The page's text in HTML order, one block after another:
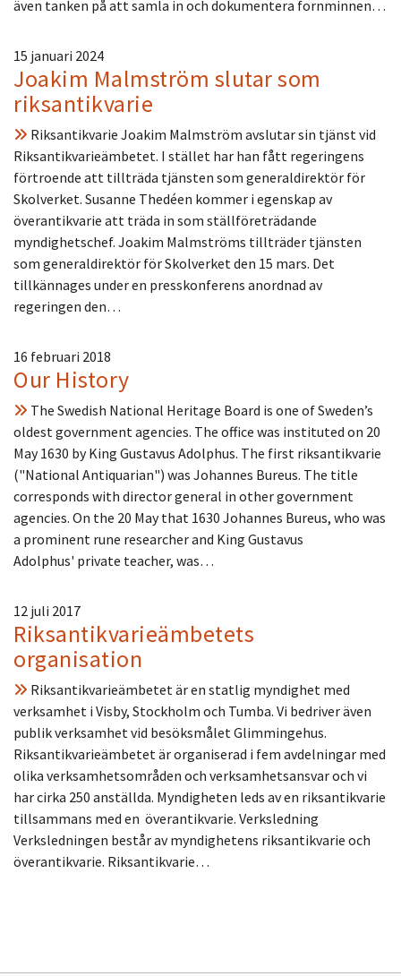
även tanken på att samla in och dokumentera fornminnen…
15 januari 2024
Joakim Malmström slutar som
riksantikvarie
Riksantikvarie Joakim Malmström avslutar sin tjänst vid
Riksantikvarieämbetet. I stället har han fått regeringens
förtroende att tillträda tjänsten som generaldirektör för
Skolverket. Susanne Thedéen kommer i egenskap av
överantikvarie att träda in som ställföreträdande
myndighetschef. Joakim Malmströms tillträder tjänsten
som generaldirektör för Skolverket den 15 mars. Det
tillkännages under en presskonferens anordnad av
regeringen den…
16 februari 2018
Our History
The Swedish National Heritage Board is one of Sweden’s
oldest government agencies. The office was instituted on 20
May 1630 by King Gustavus Adolphus. The first riksantikvarie
("National Antiquarian") was Johannes Bureus. The title
corresponds with director general in other government
agencies. On the 20 May that 1630 Johannes Bureus, who was
a prominent rune researcher and King Gustavus
Adolphus' private teacher, was…
12 juli 2017
Riksantikvarieämbetets
organisation
Riksantikvarieämbetet är en statlig myndighet med
verksamhet i Visby, Stockholm och Tumba. Vi bedriver även
publik verksamhet vid besöksmålet Glimmingehus.
Riksantikvarieämbetet är organiserad i fem avdelningar med
olika verksamhetsområden och verksamhetsansvar och vi
har cirka 250 anställda. Myndigheten leds av en riksantikvarie
tillsammans med en överantikvarie. Verksledning
Verksledningen består av myndighetens riksantikvarie och
överantikvarie. Riksantikvarie…